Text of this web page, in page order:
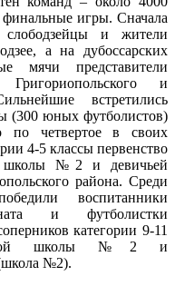
финальные игры. Сначала
слободзейцы и жители
а на дубоссарских
мячи представители
и
встретились
(300 юных футболистов)
по четвертое в своих
4-5 классы первенство
школы №2 и девичьей
района. Среди
воспитанники
и футболистки
категории 9-11
школы №2 и
№2).